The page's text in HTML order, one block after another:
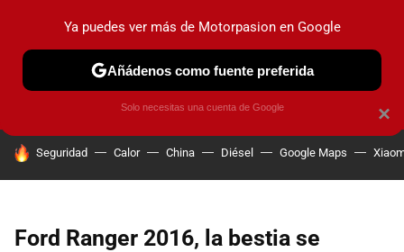
PRUEBAS COCHES ELÉCTRICOS OBSERVATORIO
HOY SE HABLA DE
Seguridad Calor China Diésel Google Maps
Ford Ranger 2016, la bestia se
×
Ya puedes ver más de Motorpasion en Google
Añádenos como fuente preferida
Solo necesitas una cuenta de Google